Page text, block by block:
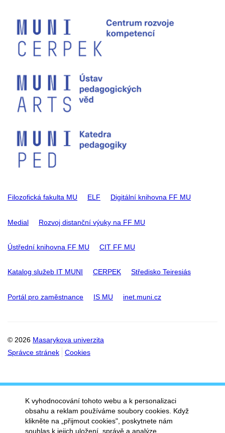
Filozofická fakulta MU ELF Digitální knihovna FF MU
Medial Rozvoj distanční výuky na FF MU
Ústřední knihovna FF MU CIT FF MU
Katalog služeb IT MUNI CERPEK Středisko Teiresiás
Portál pro zaměstnance IS MU inet.muni.cz
© 2026 Masarykova univerzita
Správce stránek
Cookies
K vyhodnocování tohoto webu a k personalizaci
obsahu a reklam používáme soubory cookies. Když
klikněte na „přijmout cookies", poskytnete nám
souhlas k jejich uložení, správě a analýze.